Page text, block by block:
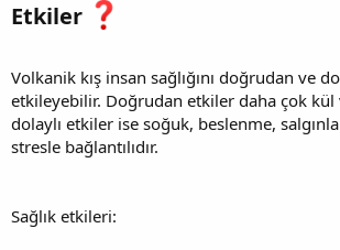
Etkiler
Volkanik kış insan sağlığını doğrudan ve
etkileyebilir. Doğrudan etkiler daha çok kül
dolaylı etkiler ise soğuk, beslenme,
stresle bağlantılıdır.
Sağlık etkileri: